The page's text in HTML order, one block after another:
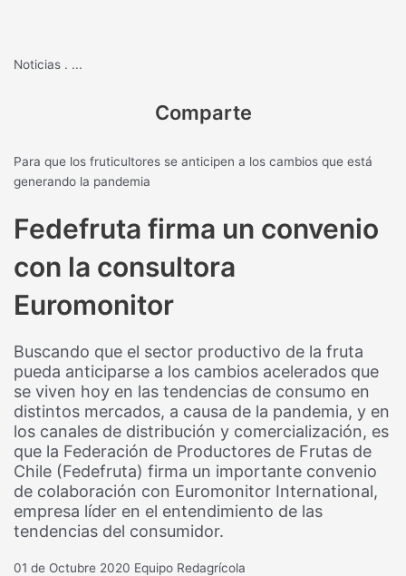
Noticias . ...
Comparte
Para que los fruticultores se anticipen a los cambios que está
generando la pandemia
Fedefruta firma un convenio
con la consultora
Euromonitor
Buscando que el sector productivo de la fruta
pueda anticiparse a los cambios acelerados que
se viven hoy en las tendencias de consumo en
distintos mercados, a causa de la pandemia, y en
los canales de distribución y comercialización, es
que la Federación de Productores de Frutas de
Chile (Fedefruta) firma un importante convenio
de colaboración con Euromonitor International,
empresa líder en el entendimiento de las
tendencias del consumidor.
01 de Octubre 2020 Equipo Redagrícola